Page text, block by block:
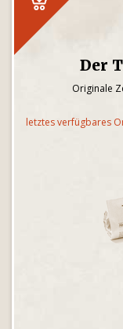
Der
Originale
letztes verfügbares